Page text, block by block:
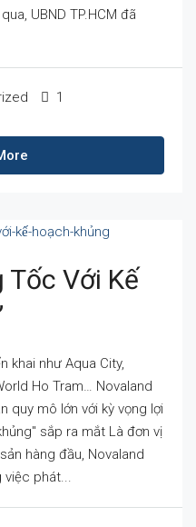
UBND TP.HCM đã
1
Tốc Với Kế
khai như Aqua City,
Ho Tram… Novaland
quy mô lớn với kỳ vọng lợi
sắp ra mắt Là đơn vị
hàng đầu, Novaland
phát...